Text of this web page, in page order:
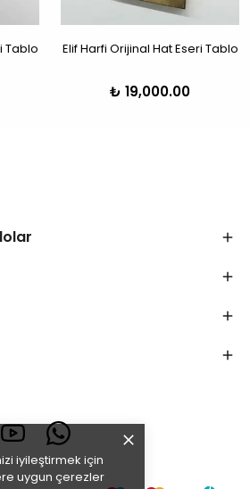
iyileştirmek için
uygun çerezler
Tablo Elif Harfi Orijinal Hat Eseri Tablo
₺ 19,000.00